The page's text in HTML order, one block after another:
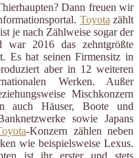
Dann freuen wir
Toyota zählt
je nach Zählweise sogar der
war 2016 das zehntgrößte
Es hat seinen Firmensitz in
aber in 12 weiteren
Werken. Außer
Mischkonzern
auch Häuser, Boote und
sowie Japans
-Konzern zählen neben
wie beispielsweise Lexus.
ist ihr erster und stets